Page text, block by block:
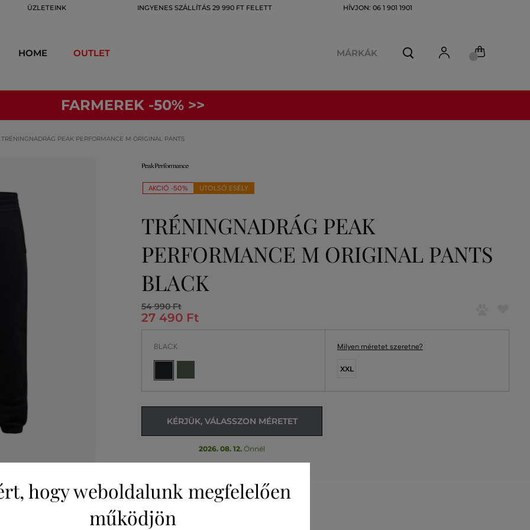
ÜZLETEINK INGYENES SZÁLLÍTÁS 29 990 FT FELETT HÍVJON: 06 1 901 1901
HOME OUTLET MÁRKÁK
FARMEREK -50% >>
TRÉNINGNADRÁG PEAK PERFORMANCE M ORIGINAL PANTS
AKCIÓ -50% UTOLSÓ ESÉLY
TRÉNINGNADRÁG PEAK
PERFORMANCE M ORIGINAL PANTS
BLACK
54 990 Ft
27 490 Ft
BLACK Milyen méretet szeretne?
XXL
KÉRJÜK, VÁLASSZON MÉRETET
2026. 08. 12. Önnél
hogy weboldalunk megfelelően
működjön